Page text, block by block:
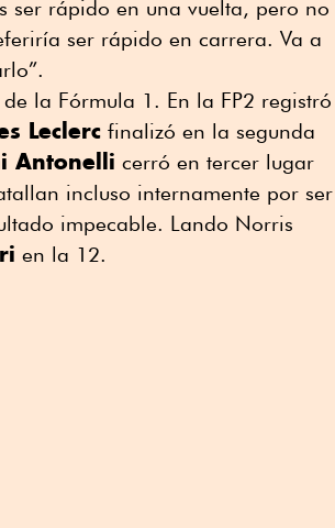
ser rápido en una vuelta, pero no
ser rápido en carrera. Va a
la Fórmula 1. En la FP2 registró
Leclerc finalizó en la segunda
Antonelli cerró en tercer lugar
incluso internamente por ser
impecable. Lando Norris
en la 12.